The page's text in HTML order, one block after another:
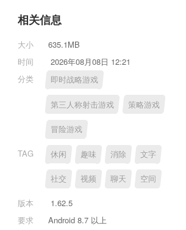
相关信息
大小
635.1MB
时间
2026年08月08日 12:21
分类
即时战略游戏
第三人称射击游戏 策略游戏
冒险游戏
TAG 休闲 趣味 消除 文字
社交 视频 聊天 空间
版本
1.62.5
要求
Android 8.7 以上